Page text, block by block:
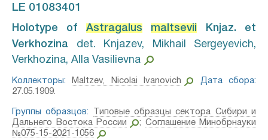
LE 01083401
Holotype of Astragalus maltsevii Knjaz. et
Verkhozina⁣ det. Knjazev, Mikhail Sergeyevich,
Verkhozina, Alla Vasilievna
Коллекторы: Maltzev, Nicolai Ivanovich
Дата сбора:
27.05.1909.
Группы образцов:
Типовые образцы сектора Сибири и
Дальнего Востока России
; Соглашение Минобрнауки
№075-15-2021-1056